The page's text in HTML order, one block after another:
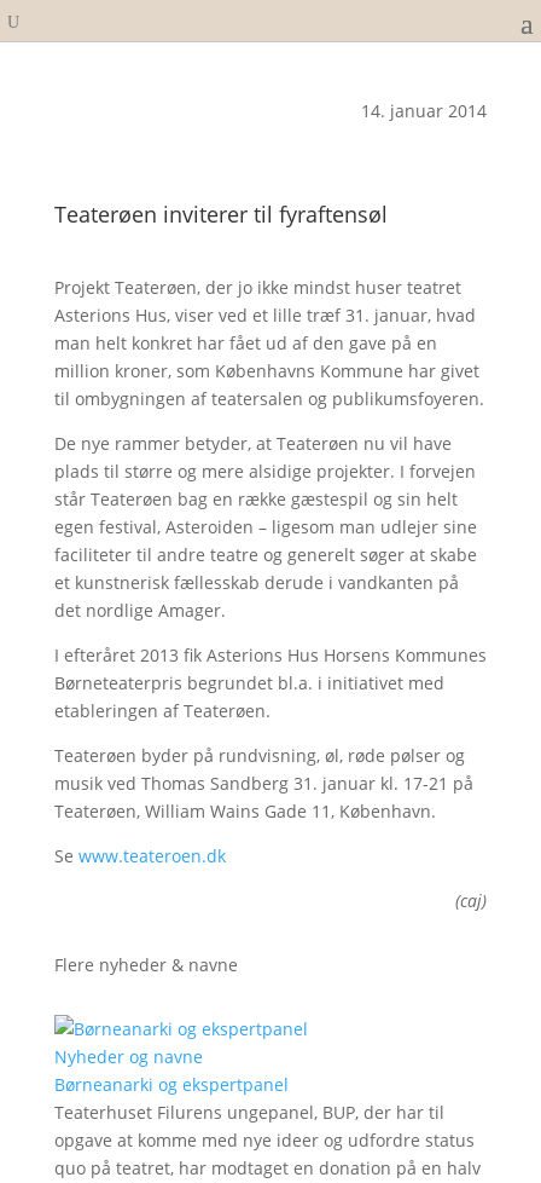
14. januar 2014
Teaterøen inviterer til fyraftensøl
Projekt Teaterøen, der jo ikke mindst huser teatret
Asterions Hus, viser ved et lille træf 31. januar, hvad
man helt konkret har fået ud af den gave på en
million kroner, som Københavns Kommune har givet
til ombygningen af teatersalen og publikumsfoyeren.
De nye rammer betyder, at Teaterøen nu vil have
plads til større og mere alsidige projekter. I forvejen
står Teaterøen bag en række gæstespil og sin helt
egen festival, Asteroiden – ligesom man udlejer sine
faciliteter til andre teatre og generelt søger at skabe
et kunstnerisk fællesskab derude i vandkanten på
det nordlige Amager.
I efteråret 2013 fik Asterions Hus Horsens Kommunes
Børneteaterpris begrundet bl.a. i initiativet med
etableringen af Teaterøen.
Teaterøen byder på rundvisning, øl, røde pølser og
musik ved Thomas Sandberg 31. januar kl. 17-21 på
Teaterøen, William Wains Gade 11, København.
Se www.teateroen.dk
(caj)
Flere nyheder & navne
Nyheder og navne
Børneanarki og ekspertpanel
Teaterhuset Filurens ungepanel, BUP, der har til
opgave at komme med nye ideer og udfordre status
quo på teatret, har modtaget en donation på en halv